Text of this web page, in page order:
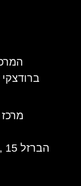
ברודצקי 43, כניסה ב', קומה 3, רמת אביב
מרכז
הברזל 15 , רמת החייל (בניין MDC), תל-אביב